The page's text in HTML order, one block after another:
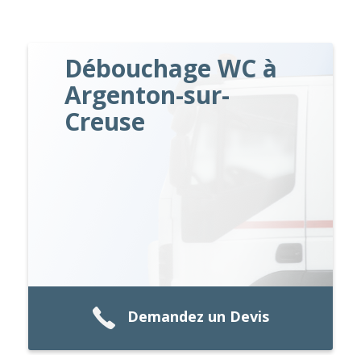
Débouchage WC à
Argenton-sur-
Creuse
Demandez un Devis